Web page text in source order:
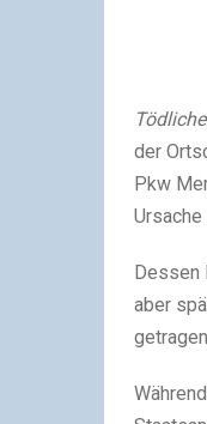
der
Pkw
Dessen
aber